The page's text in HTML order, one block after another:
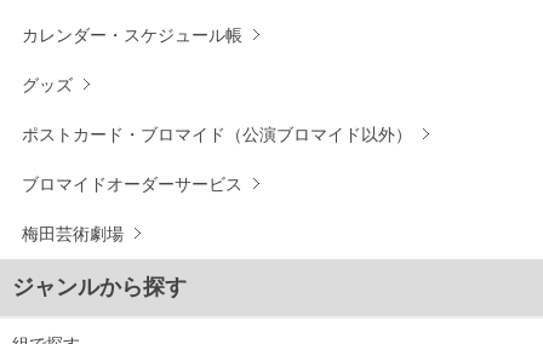
カレンダー・スケジュール帳
グッズ
ポストカード・ブロマイド（公演ブロマイド以外）
ブロマイドオーダーサービス
梅田芸術劇場
ジャンルから探す